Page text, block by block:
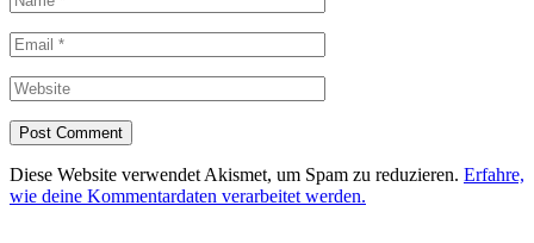
Diese Website verwendet Akismet, um Spam zu reduzieren. Erfahre,
wie deine Kommentardaten verarbeitet werden.